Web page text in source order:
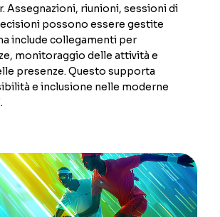
Assegnazioni, riunioni, sessioni di
possono essere gestite
include collegamenti per
monitoraggio delle attività e
presenze. Questo supporta
e inclusione nelle moderne